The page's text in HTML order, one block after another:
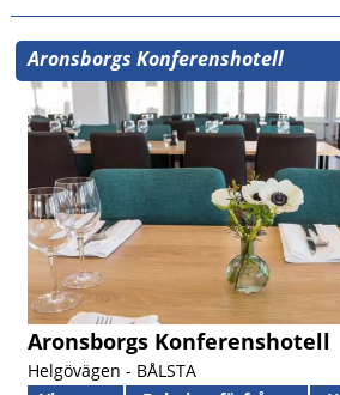
Aronsborgs Konferenshotell
Aronsborgs Konferenshotell
Helgövägen - BÅLSTA